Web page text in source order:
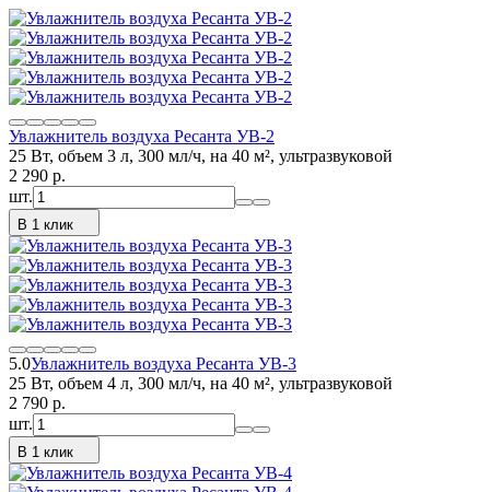
Увлажнитель воздуха Ресанта УВ-2
25 Вт, объем 3 л, 300 мл/ч, на 40 м², ультразвуковой
2 290 p.
шт.
В 1 клик
5.0Увлажнитель воздуха Ресанта УВ-3
25 Вт, объем 4 л, 300 мл/ч, на 40 м², ультразвуковой
2 790 p.
шт.
В 1 клик